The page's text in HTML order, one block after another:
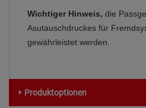
Wichtiger Hinweis, die
Asutauschdruckes für
gewährleistet werden.
Produktoptionen